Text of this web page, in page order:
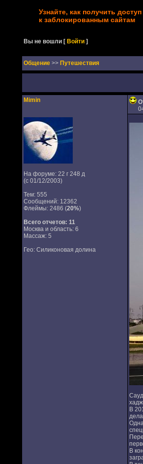
Узнайте, как получить доступ
к заблокированным сайтам
Вы не вошли [Войти ]
Oбщение >> Путешествия
Mimin
На форуме: 22 г 248 д
(с 01/12/2003)
Тем: 555
Сообщений: 12362
Флеймы: 2486 (20%)
Всего отчетов: 11
Москва и область: 6
Массаж: 5
Гео: Силиконовая долина
В
В